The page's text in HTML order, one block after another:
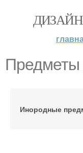
ДИЗАЙН
Предметы
Инородные